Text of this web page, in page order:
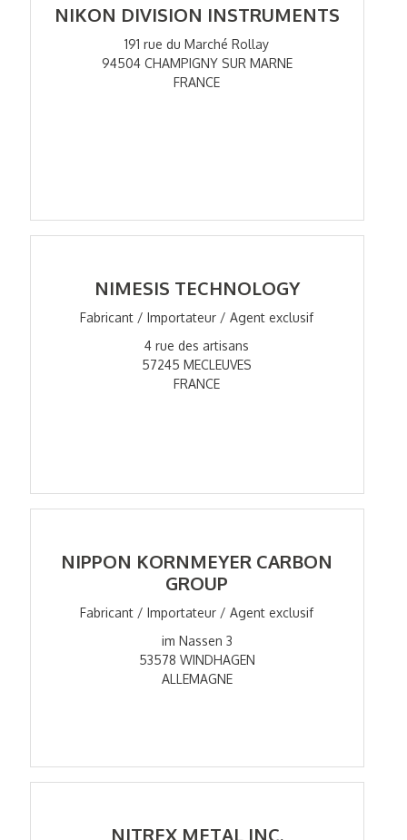
NIKON DIVISION INSTRUMENTS
191 rue du Marché Rollay
94504 CHAMPIGNY SUR MARNE
FRANCE
NIMESIS TECHNOLOGY
Fabricant / Importateur / Agent exclusif
4 rue des artisans
57245 MECLEUVES
FRANCE
NIPPON KORNMEYER CARBON
GROUP
Fabricant / Importateur / Agent exclusif
im Nassen 3
53578 WINDHAGEN
ALLEMAGNE
NITREX METAL INC.